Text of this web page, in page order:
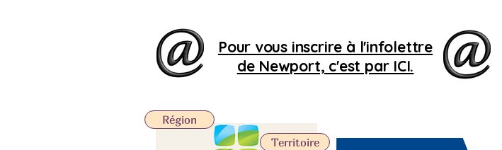
Pour vous inscrire à l'infolettre
de Newport, c'est par ICI.
Territoire
Région